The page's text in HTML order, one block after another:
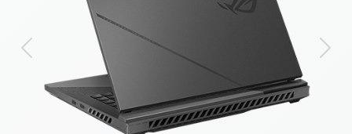
Previous Next